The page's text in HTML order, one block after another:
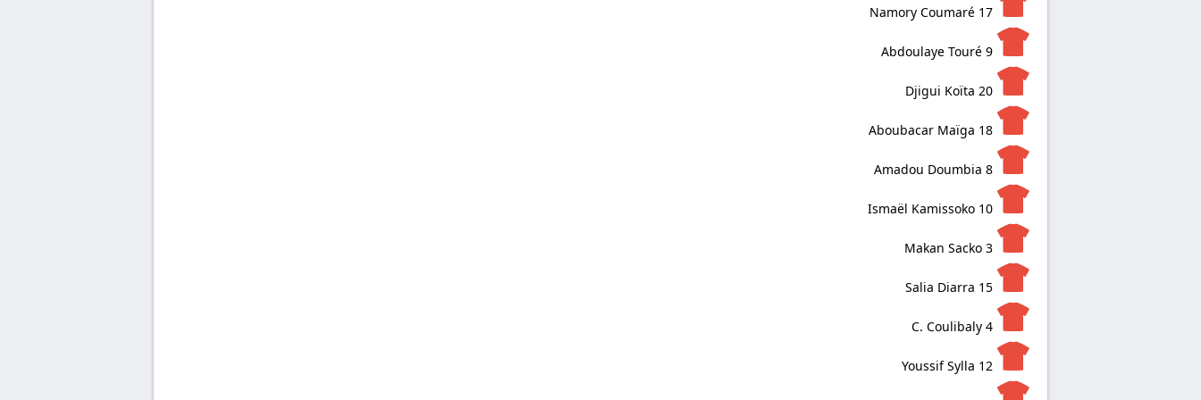
17
Namory Coumaré
9
Abdoulaye Touré
20
Djigui Koïta
18
Aboubacar Maïga
8
Amadou Doumbia
10
Ismaël Kamissoko
3
Makan Sacko
15
Salia Diarra
4
C. Coulibaly
12
Youssif Sylla